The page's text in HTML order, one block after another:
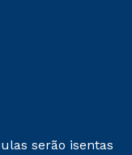
serão isentas